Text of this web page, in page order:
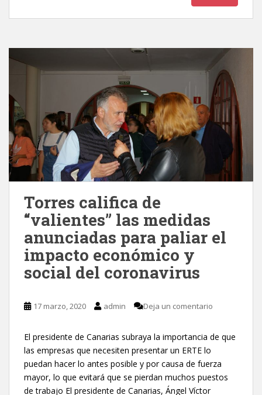
Torres califica de
“valientes” las medidas
anunciadas para paliar el
impacto económico y
social del coronavirus
17 marzo, 2020 admin Deja un comentario
El presidente de Canarias subraya la importancia de que
las empresas que necesiten presentar un ERTE lo
puedan hacer lo antes posible y por causa de fuerza
mayor, lo que evitará que se pierdan muchos puestos
de trabajo El presidente de Canarias, Ángel Víctor